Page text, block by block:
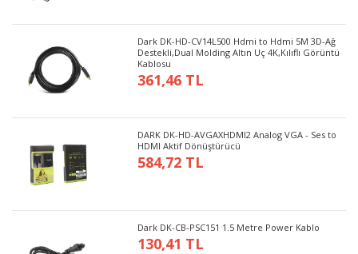
Dark DK-HD-CV14L500 Hdmi to Hdmi 5M 3D-Ağ
Destekli,Dual Molding Altın Uç 4K,Kılıflı Görüntü
Kablosu
361,46 TL
DARK DK-HD-AVGAXHDMI2 Analog VGA - Ses to
HDMI Aktif Dönüştürücü
584,72 TL
Dark DK-CB-PSC151 1.5 Metre Power Kablo
130,41 TL